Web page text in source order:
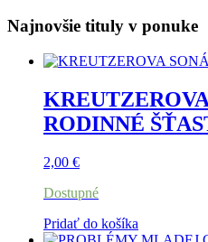
Najnovšie tituly v ponuke
RODINNÉ
2,00 €
Dostupné
Pridať do košíka